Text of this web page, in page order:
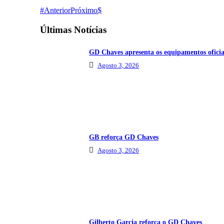
AnteriorPróximo
Últimas Notícias
GD Chaves apresenta os equipamentos
Agosto 3, 2026
GB reforça GD Chaves
Agosto 3, 2026
Gilberto Garcia reforça o GD Chaves